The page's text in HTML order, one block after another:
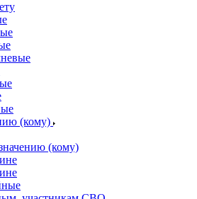
(кому)
(кому)